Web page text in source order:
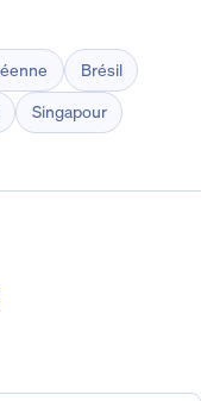
Brésil
Singapour